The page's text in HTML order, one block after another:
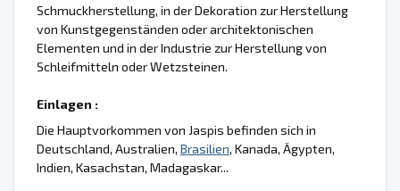
Schmuckherstellung, in der Dekoration zur Herstellung
von Kunstgegenständen oder architektonischen
Elementen und in der Industrie zur Herstellung von
Schleifmitteln oder Wetzsteinen.
Einlagen :
Die Hauptvorkommen von Jaspis befinden sich in
Deutschland, Australien, Brasilien, Kanada, Ägypten,
Indien, Kasachstan, Madagaskar...